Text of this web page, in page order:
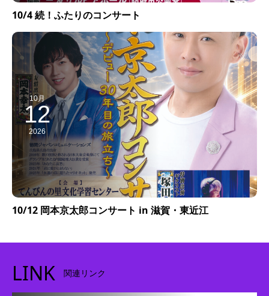
10/4 続！ふたりのコンサート
10月
12
2026
10/12 岡本京太郎コンサート in 滋賀・東近江
LINK 関連リンク